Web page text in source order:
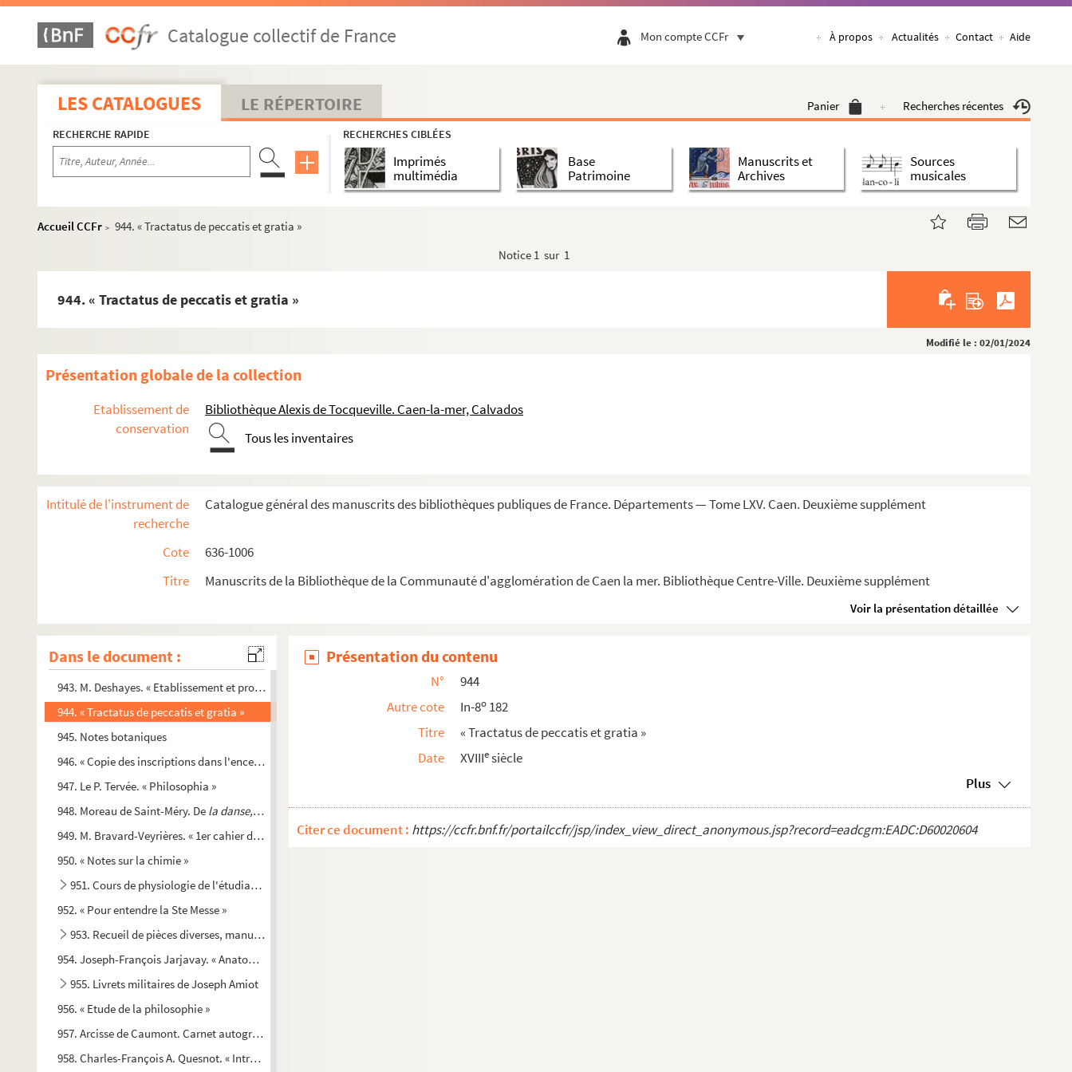
Catalogue collectif de France Mon compte CCFr À propos Actualités Contact Aide
LES CATALOGUES LE RÉPERTOIRE Panier Recherches récentes
RECHERCHE RAPIDE RECHERCHES CIBLÉES
Imprimés
multimédia
Base
Patrimoine
Manuscrits et
Archives
Sources
musicales
Accueil CCFr > 944. « Tractatus de peccatis et gratia »
Notice 1 sur 1
944. « Tractatus de peccatis et gratia »
Modifié le : 02/01/2024
Présentation globale de la collection
Etablissement de
conservation
Bibliothèque Alexis de Tocqueville. Caen-la-mer, Calvados
Tous les inventaires
Intitulé de l'instrument de
recherche
Catalogue général des manuscrits des bibliothèques publiques de France. Départements — Tome LXV. Caen. Deuxième supplément
Cote
636-1006
Titre
Manuscrits de la Bibliothèque de la Communauté d'agglomération de Caen la mer. Bibliothèque Centre-Ville. Deuxième supplément
Voir la présentation détaillée
Dans le document :
916. Auguste de Blangy. Documents relatifs aux fiefs de Saint-Nazair et de Gréville (Manche, arrondisseme...
917. Pierre-Etienne et Joseph Amiot. Récit de la campagne de Tahiti et papiers divers
918. Etudes vétérinaires
919. Procès-verbaux de l'assemblée du clergé. 1619-1657
920. « Tableau de l'ancien régime de la monarchie française, opposé à deux assertions hazardées dans un o...
921. Académie des sciences, belles-lettres et arts de Rouen. Correspondance avec les sociétés savantes, r...
922. Fouilles de Vieux (Calvados)
927. Documents relatifs au 223e régiment d'infanterie territoriale
930. « La Défense d'Octave »
932. Louis de Champagne, comte de La Suze. Documents le concernant
933. Couplets galants en français et en italien
935. Inondations de Caen, 1860. Dossier rassemblé par M. L.M. Hamel
936. Diplôme de maître ès arts de l'Université de Caen, décerné à Jean Lahaye, prêtre à Bayeux, le 13 oct...
939. François Moysant. « Rhetorica »
941. Recueil factice
942. « Recueil de pièces importantes qui ont précédé l'assemblée du Clergé de france tenue en 1750 au suj...
943. M. Deshayes. « Etablissement et progrès des sociétés humaines », par M. Deshayes. T. I et IV
944. « Tractatus de peccatis et gratia »
945. Notes botaniques
946. « Copie des inscriptions dans l'enceinte du Parc d'Ermenonville »
947. Le P. Tervée. « Philosophia »
948. Moreau de Saint-Méry. De la danse, par Moreau de Saint-Méry, conseiller d'état, membre de plusieurs ...
949. M. Bravard-Veyrières. « 1er cahier de notes de cours de droit commercial, tit. 1 et 2 du liv. 1er — ...
950. « Notes sur la chimie »
951. Cours de physiologie de l'étudiant A. Decornière, 1863-1866, Paris
952. « Pour entendre la Ste Messe »
953. Recueil de pièces diverses, manuscrites et imprimées
954. Joseph-François Jarjavay. « Anatomie descriptive »
955. Livrets militaires de Joseph Amiot
956. « Etude de la philosophie »
957. Arcisse de Caumont. Carnet autographe de notes géologiques sur la Normandie
958. Charles-François A. Quesnot. « Introduction générale à la philosophie. T. I » par l'abbé Ch. Fr. A. ...
Présentation du contenu
N°
944
Autre cote
In-8o 182
Titre
« Tractatus de peccatis et gratia »
Date
XVIIIesiècle
Plus
Citer ce document : https://ccfr.bnf.fr/portailccfr/jsp/index_view_direct_anonymous.jsp?record=eadcgm:EADC:D60020604